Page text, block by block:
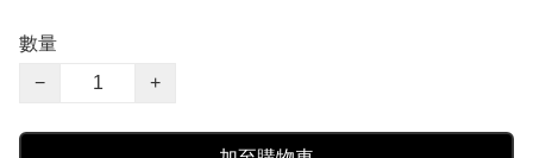
數量
−
+